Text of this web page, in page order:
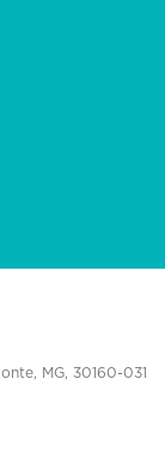
MG, 30160-031